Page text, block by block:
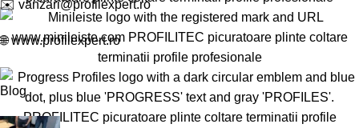
✉️ vanzari@profilexpert.ro
🌐www.profilexpert.ro
Blog